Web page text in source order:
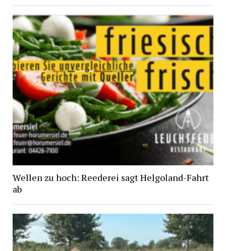
Wellen zu hoch: Reederei sagt Helgoland-Fahrt
ab